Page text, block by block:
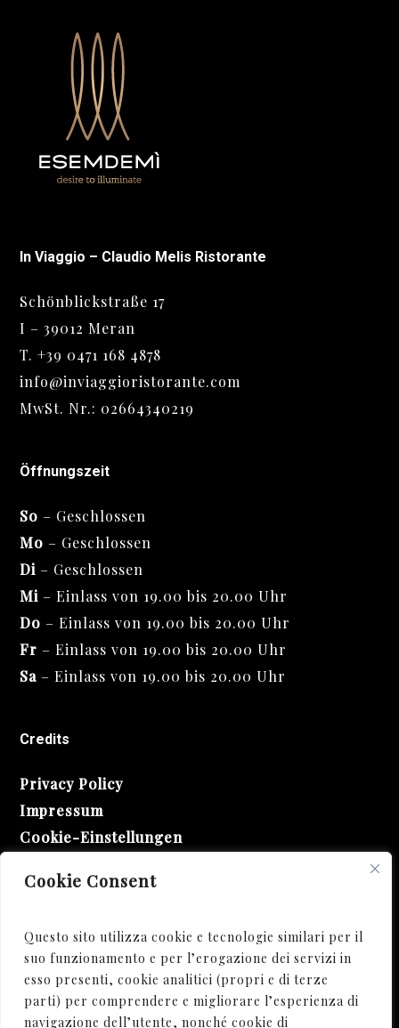
Cookie Consent
Questo sito utilizza cookie e tecnologie similari per il
suo funzionamento e per l’erogazione dei servizi in
esso presenti, cookie analitici (propri e di terze
parti) per comprendere e migliorare l’esperienza di
navigazione dell’utente, nonché cookie di
In Viaggio – Claudio Melis Ristorante
Schönblickstraße 17
I – 39012 Meran
T.+39 0471 168 4878
info@inviaggioristorante.com
MwSt. Nr.: 02664340219
Öffnungszeit
So – Geschlossen
Mo – Geschlossen
Di – Geschlossen
Mi – Einlass von 19.00 bis 20.00 Uhr
Do – Einlass von 19.00 bis 20.00 Uhr
Fr – Einlass von 19.00 bis 20.00 Uhr
Sa – Einlass von 19.00 bis 20.00 Uhr
Credits
Privacy Policy
Impressum
Cookie-Einstellungen